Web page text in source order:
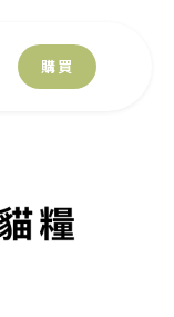
購買